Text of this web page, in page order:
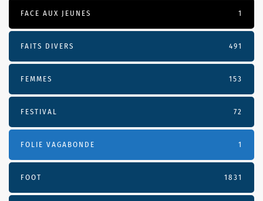
FACE AUX JEUNES 1
FAITS DIVERS 491
FEMMES 153
FESTIVAL 72
FOLIE VAGABONDE 1
FOOT 1831